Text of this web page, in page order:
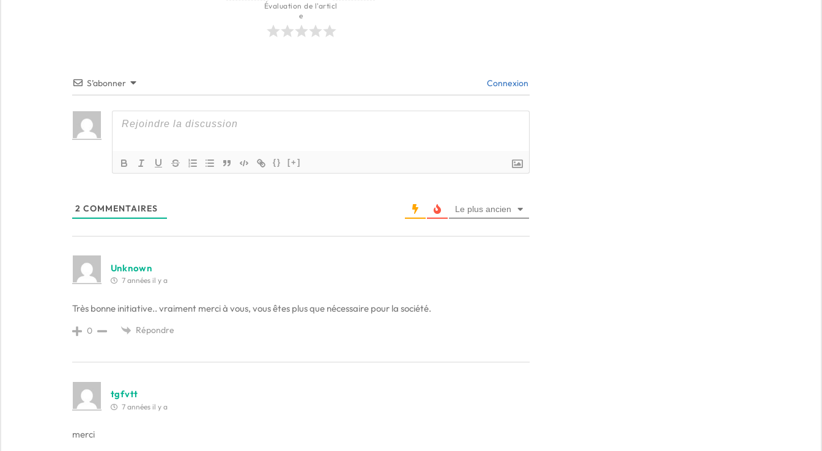
Évaluation de l'articl
e
S’abonner Connexion
{} [+]
2 COMMENTAIRES Le plus ancien
Unknown
7 années il y a
Très bonne initiative.. vraiment merci à vous, vous êtes plus que nécessaire pour la société.
0 Répondre
tgfvtt
7 années il y a
merci